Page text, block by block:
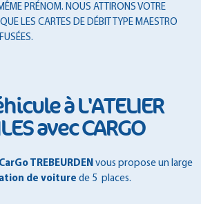
PRÉNOM. NOUS ATTIRONS VOTRE
LES CARTES DE DÉBIT TYPE MAESTRO
à L'ATELIER
avec CARGO
TREBEURDEN vous propose un large
de voiture de 5 places.